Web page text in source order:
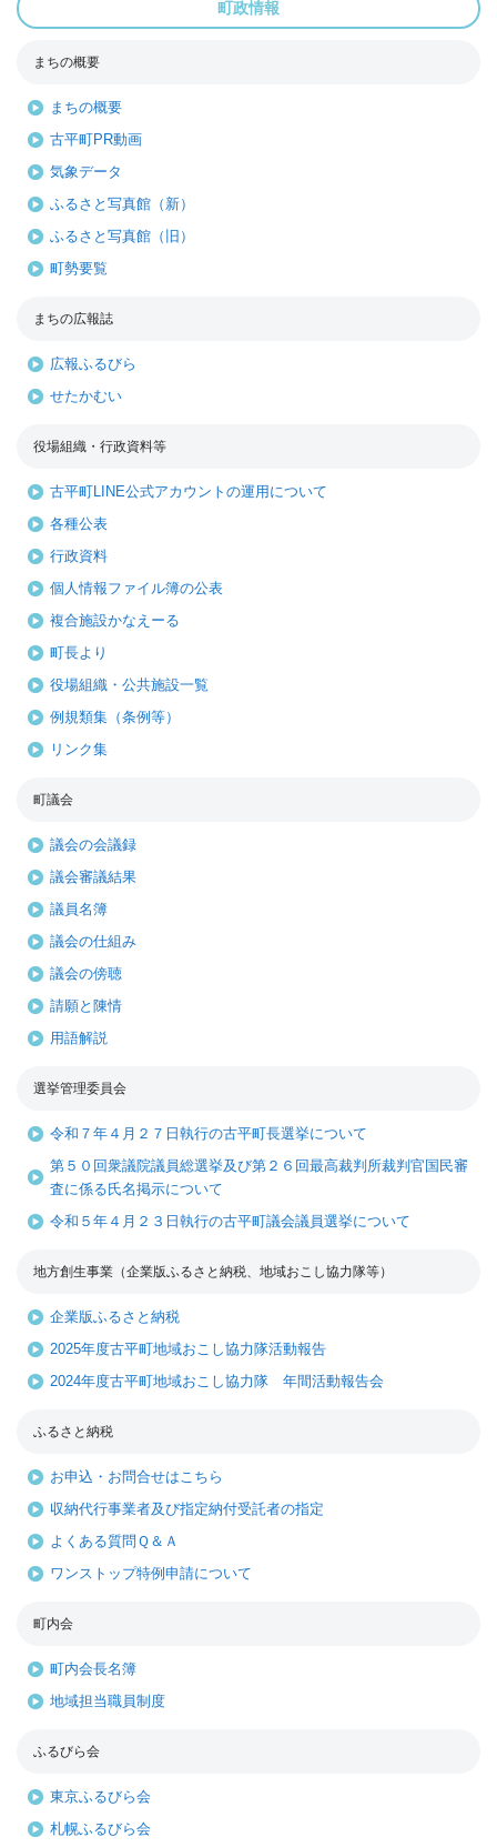
町政情報
まちの概要
まちの概要
古平町PR動画
気象データ
ふるさと写真館（新）
ふるさと写真館（旧）
町勢要覧
まちの広報誌
広報ふるびら
せたかむい
役場組織・行政資料等
古平町LINE公式アカウントの運用について
各種公表
行政資料
個人情報ファイル簿の公表
複合施設かなえーる
町長より
役場組織・公共施設一覧
例規類集（条例等）
リンク集
町議会
議会の会議録
議会審議結果
議員名簿
議会の仕組み
議会の傍聴
請願と陳情
用語解説
選挙管理委員会
令和７年４月２７日執行の古平町長選挙について
第５０回衆議院議員総選挙及び第２６回最高裁判所裁判官国民審
査に係る氏名掲示について
令和５年４月２３日執行の古平町議会議員選挙について
地方創生事業（企業版ふるさと納税、地域おこし協力隊等）
企業版ふるさと納税
2025年度古平町地域おこし協力隊活動報告
2024年度古平町地域おこし協力隊 年間活動報告会
ふるさと納税
お申込・お問合せはこちら
収納代行事業者及び指定納付受託者の指定
よくある質問Ｑ＆Ａ
ワンストップ特例申請について
町内会
町内会長名簿
地域担当職員制度
ふるびら会
東京ふるびら会
札幌ふるびら会